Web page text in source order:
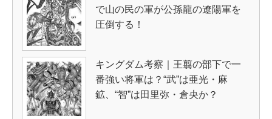
で山の民の軍が公孫龍の遼陽軍を
圧倒する！
キングダム考察｜王翦の部下で一
番強い将軍は？“武”は亜光・麻
鉱、“智”は田里弥・倉央か？